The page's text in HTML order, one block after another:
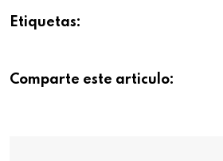
Etiquetas:
Comparte este articulo: